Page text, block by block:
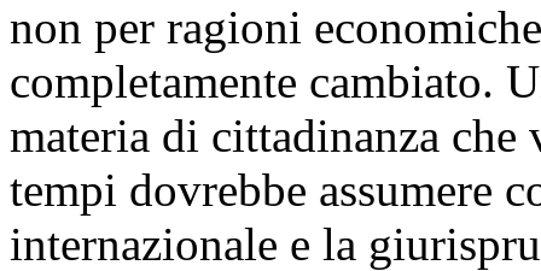
non per ragioni
completamente cambiato.
materia di cittadinanza che
tempi dovrebbe assumere
internazionale e la